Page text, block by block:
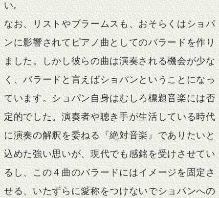
い。
なお、リストやブラームスも、おそらくはショパ
ンに影響されてピアノ曲としてのバラードを作り
ました。しかし彼らの曲は演奏される機会が少な
く、バラードと言えばショパンということになっ
ています。ショパン自身はむしろ標題音楽には否
定的でした。演奏者や聴き手が生活している時代
に演奏の解釈を委ねる『絶対音楽』でありたいと
込めた強い思いが、現代でも感銘を受けさせてい
るし、この４曲のバラードにはイメージを固定さ
せる、いたずらに愛称をつけないでショパンへの